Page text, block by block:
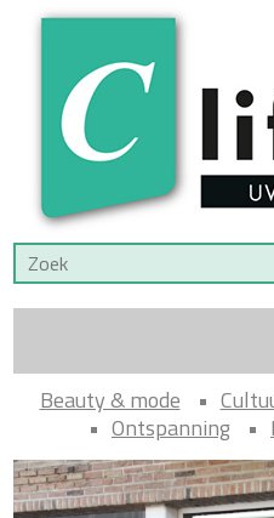
Beauty & mode
Ontspanning